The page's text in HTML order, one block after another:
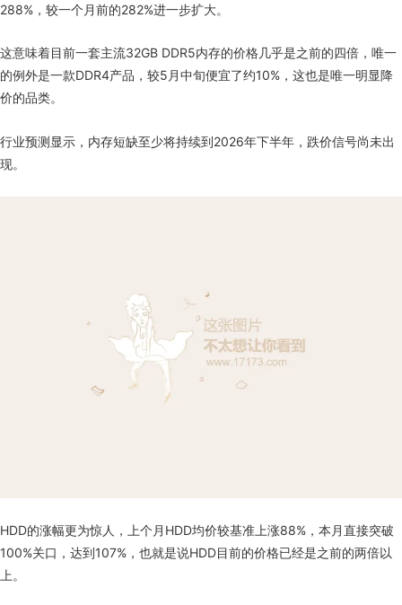
288%，较一个月前的282%进一步扩大。
这意味着目前一套主流32GB DDR5内存的价格几乎是之前的四倍，唯一
的例外是一款DDR4产品，较5月中旬便宜了约10%，这也是唯一明显降
价的品类。
行业预测显示，内存短缺至少将持续到2026年下半年，跌价信号尚未出
现。
HDD的涨幅更为惊人，上个月HDD均价较基准上涨88%，本月直接突破
100%关口，达到107%，也就是说HDD目前的价格已经是之前的两倍以
上。